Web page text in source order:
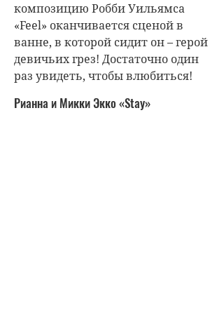
композицию Робби Уильямса
«Feel» оканчивается сценой в
ванне, в которой сидит он – герой
девичьих грез! Достаточно один
раз увидеть, чтобы влюбиться!
Рианна и Микки Экко «Stay»